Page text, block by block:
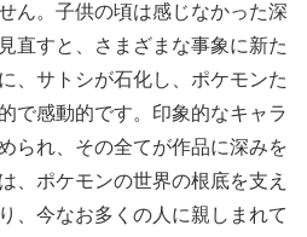
ん。子供の頃は感じなかった深
直すと、さまざまな事象に新た
、サトシが石化し、ポケモンた
で感動的です。印象的なキャラ
られ、その全てが作品に深みを
、ポケモンの世界の根底を支え
、今なお多くの人に親しまれて